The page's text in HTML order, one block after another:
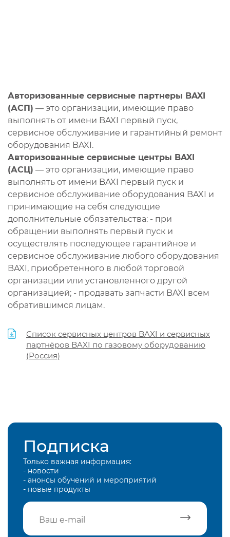
Авторизованные сервисные партнеры BAXI
(АСП) — это организации, имеющие право
выполнять от имени BAXI первый пуск,
сервисное обслуживание и гарантийный ремонт
оборудования BAXI.
Авторизованные сервисные центры BAXI
(АСЦ) — это организации, имеющие право
выполнять от имени BAXI первый пуск и
сервисное обслуживание оборудования BAXI и
принимающие на себя следующие
дополнительные обязательства: - при
обращении выполнять первый пуск и
осуществлять последующее гарантийное и
сервисное обслуживание любого оборудования
BAXI, приобретенного в любой торговой
организации или установленного другой
организацией; - продавать запчасти BAXI всем
обратившимся лицам.
Список сервисных центров BAXI и сервисных
партнёров BAXI по газовому оборудованию
(Россия)
Подписка
Только важная информация:
- новости
- анонсы обучений и мероприятий
- новые продукты